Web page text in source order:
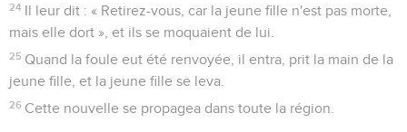
24 Il leur dit : « Retirez-vous, car la jeune fille n'est pas morte,
mais elle dort », et ils se moquaient de lui.
25 Quand la foule eut été renvoyée, il entra, prit la main de la
jeune fille, et la jeune fille se leva.
26 Cette nouvelle se propagea dans toute la région.